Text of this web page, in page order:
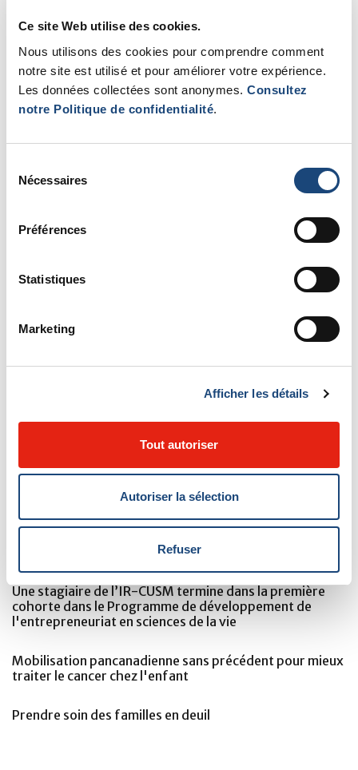
Ce site Web utilise des cookies.
Nous utilisons des cookies pour comprendre comment
notre site est utilisé et pour améliorer votre expérience.
Les données collectées sont anonymes. Consultez
notre Politique de confidentialité.
Nécessaires
Préférences
Statistiques
Marketing
Afficher les détails
Tout autoriser
Autoriser la sélection
Refuser
cours.
Patricia Lefebvre, Directrice de la Qualité, de la Gestion des
risques et de la Performance au CUSM, et la Dre Krista
Québec à l’Hôpital Maisonneuve-Rosemont.
carrière de l’hôpital de recherche pour enfants St. Jude
ancien stagiaire de l’IR-CUSM
Une stagiaire de l’IR-CUSM termine dans la première
cohorte dans le Programme de développement de
l'entrepreneuriat en sciences de la vie
Mobilisation pancanadienne sans précédent pour mieux
traiter le cancer chez l'enfant
Prendre soin des familles en deuil